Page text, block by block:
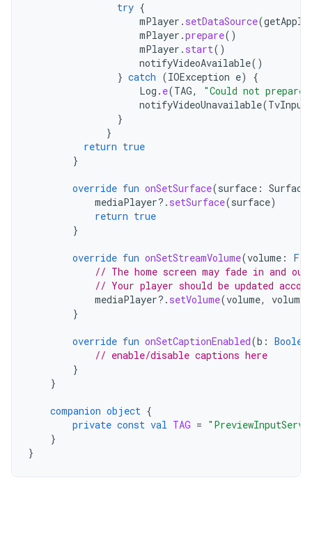
try {
mPlayer . setDataSource(
mPlayer .prepare()
mPlayer . start()
notifyVideoAvailable()
} catch (IOException e)
{
Log . e(TAG,
"Could not prepare
notifyVideoUnavailable(
}
}
return true
}
override fun onSetSurface(surface :
mediaPlayer?. setSurface(surface)
return true
}
override fun onSetStreamVolume(volume :
// The home screen may fade in and
// Your player should be updated
mediaPlayer?. setVolume(volume, volume
}
override fun onSetCaptionEnabled(b :
// enable/disable captions here
}
}
companion object {
private const val TAG =
}
}